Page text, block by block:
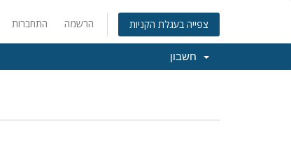
התחברות הרשמה צפייה בעגלת הקניות